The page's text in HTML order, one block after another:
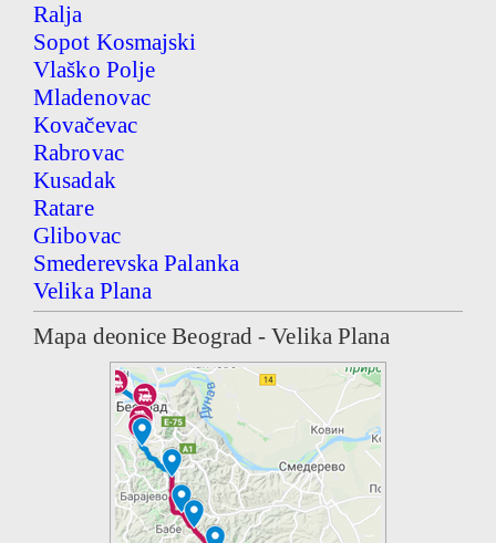
Ralja
Sopot Kosmajski
Vlaško Polje
Mladenovac
Kovačevac
Rabrovac
Kusadak
Ratare
Glibovac
Smederevska Palanka
Velika Plana
Mapa deonice Beograd - Velika Plana